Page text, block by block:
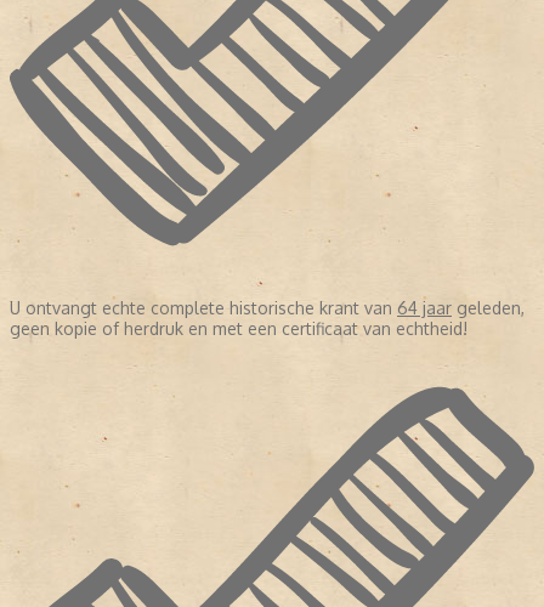
U ontvangt echte complete historische krant van 64 jaar geleden,
geen kopie of herdruk en met een certificaat van echtheid!